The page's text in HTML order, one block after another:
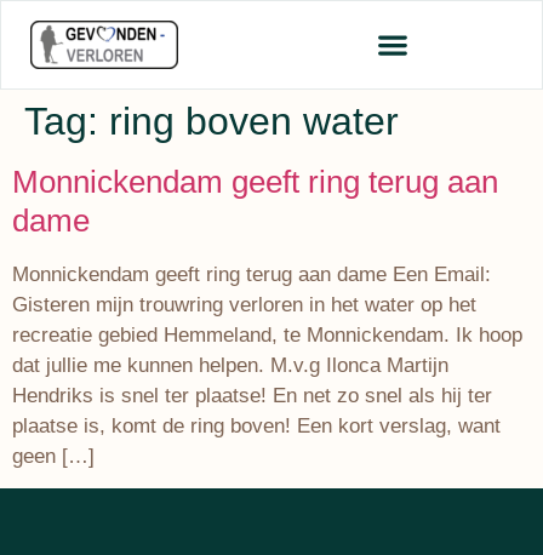
Tag: ring boven water
Monnickendam geeft ring terug aan
dame
Monnickendam geeft ring terug aan dame Een Email:
Gisteren mijn trouwring verloren in het water op het
recreatie gebied Hemmeland, te Monnickendam. Ik hoop
dat jullie me kunnen helpen. M.v.g Ilonca Martijn
Hendriks is snel ter plaatse! En net zo snel als hij ter
plaatse is, komt de ring boven! Een kort verslag, want
geen […]